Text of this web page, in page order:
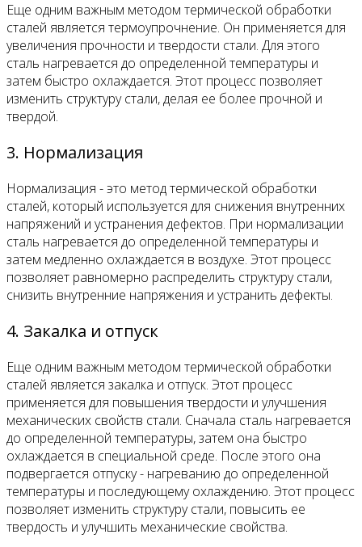
Еще одним важным методом термической обработки
сталей является термоупрочнение. Он применяется для
увеличения прочности и твердости стали. Для этого
сталь нагревается до определенной температуры и
затем быстро охлаждается. Этот процесс позволяет
изменить структуру стали, делая ее более прочной и
твердой.
3. Нормализация
Нормализация - это метод термической обработки
сталей, который используется для снижения внутренних
напряжений и устранения дефектов. При нормализации
сталь нагревается до определенной температуры и
затем медленно охлаждается в воздухе. Этот процесс
позволяет равномерно распределить структуру стали,
снизить внутренние напряжения и устранить дефекты.
4. Закалка и отпуск
Еще одним важным методом термической обработки
сталей является закалка и отпуск. Этот процесс
применяется для повышения твердости и улучшения
механических свойств стали. Сначала сталь нагревается
до определенной температуры, затем она быстро
охлаждается в специальной среде. После этого она
подвергается отпуску - нагреванию до определенной
температуры и последующему охлаждению. Этот процесс
позволяет изменить структуру стали, повысить ее
твердость и улучшить механические свойства.